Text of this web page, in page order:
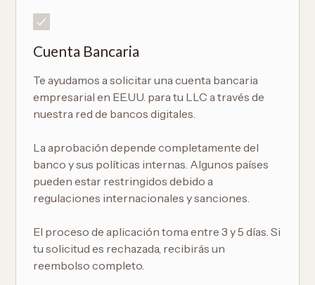
Cuenta Bancaria
Te ayudamos a solicitar una cuenta bancaria
empresarial en EE.UU. para tu LLC a través de
nuestra red de bancos digitales.
La aprobación depende completamente del
banco y sus políticas internas. Algunos países
pueden estar restringidos debido a
regulaciones internacionales y sanciones.
El proceso de aplicación toma entre 3 y 5 días. Si
tu solicitud es rechazada, recibirás un
reembolso completo.